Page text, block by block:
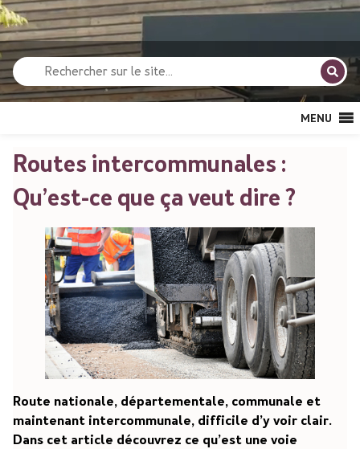
Recherche
pour
:
MENU
Routes intercommunales :
Qu’est-ce que ça veut dire ?
Route nationale, départementale, communale et
maintenant intercommunale, difficile d’y voir clair.
Dans cet article découvrez ce qu’est une voie